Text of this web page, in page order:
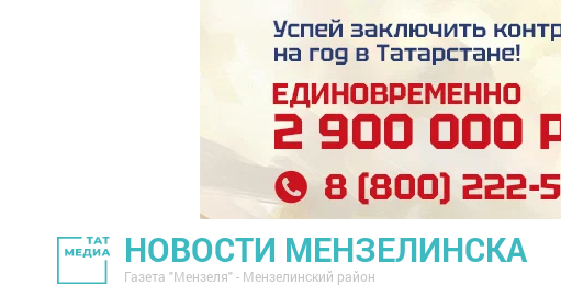
НОВОСТИ МЕНЗЕЛИНСКА
Газета "Мензеля" - Мензелинский район